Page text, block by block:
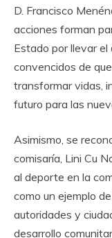
D. Francisco
acciones forman
Estado por llevar
convencidos de
transformar vidas,
futuro para las
Asimismo, se
comisaría, Lini Cu
al deporte en la
como un ejemplo
autoridades y
desarrollo